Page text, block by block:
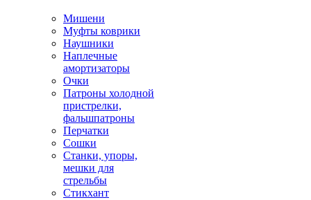
Мишени
Муфты коврики
Наушники
Наплечные
амортизаторы
Очки
Патроны холодной
пристрелки,
фальшпатроны
Перчатки
Сошки
Станки, упоры,
мешки для
стрельбы
Стикхант